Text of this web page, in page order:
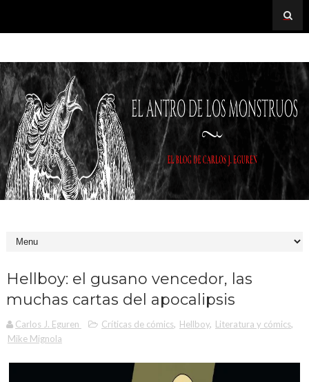
Hellboy: el gusano vencedor, las
muchas cartas del apocalipsis
Carlos J. Eguren Críticas de cómics, Hellboy, Literatura y cómics,
Mike Mignola